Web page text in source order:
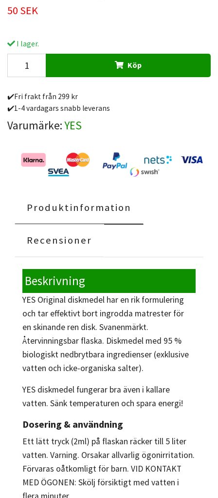
50 SEK
I lager.
Köp
✔️Fri frakt från 299 kr
✔️1-4 vardagars snabb leverans
Varumärke:YES
Produktinformation
Recensioner
Beskrivning
YES Original diskmedel har en rik formulering
och tar effektivt bort ingrodda matrester för
en skinande ren disk. Svanenmärkt.
Återvinningsbar flaska. Diskmedel med 95 %
biologiskt nedbrytbara ingredienser (exklusive
vatten och icke-organiska salter).
YES diskmedel fungerar bra även i kallare
vatten. Sänk temperaturen och spara energi!
Dosering & användning
Ett lätt tryck (2ml) på flaskan räcker till 5 liter
vatten. Varning. Orsakar allvarlig ögonirritation.
Förvaras oåtkomligt för barn. VID KONTAKT
MED ÖGONEN: Skölj försiktigt med vatten i